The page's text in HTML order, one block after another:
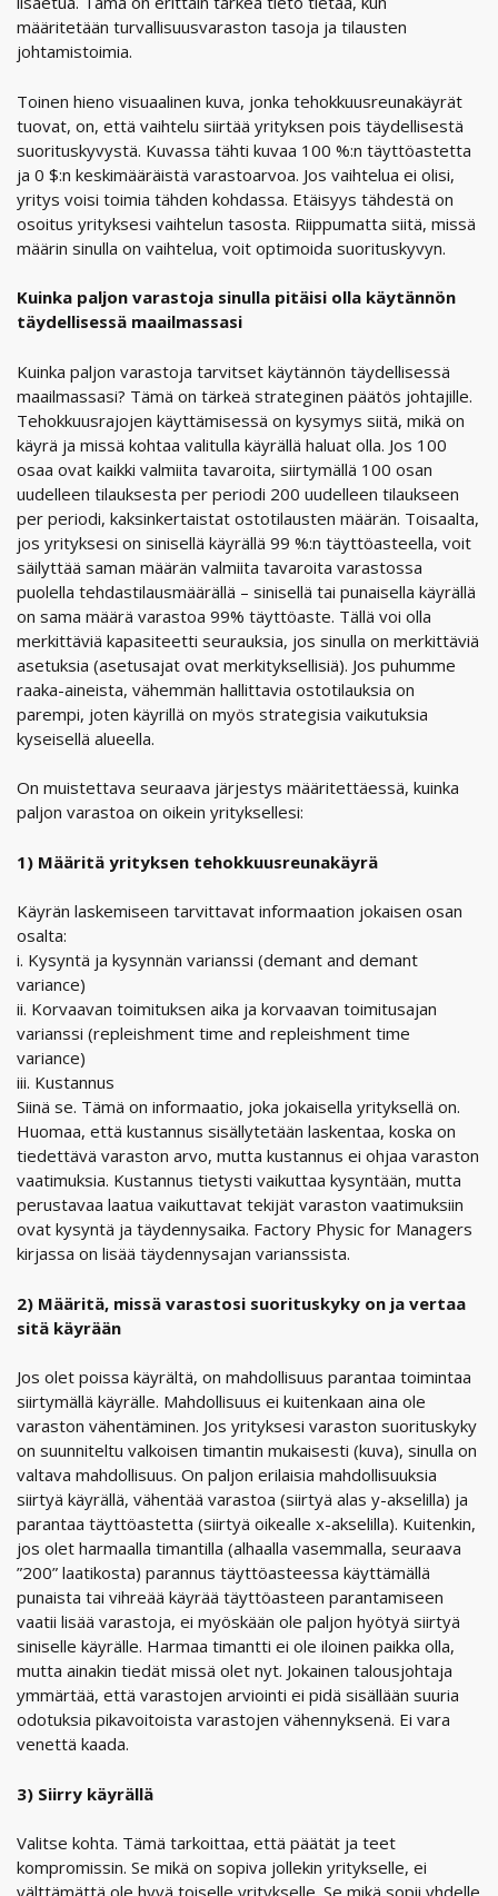
määritetään turvallisuusvaraston tasoja ja tilausten
johtamistoimia.
Toinen hieno visuaalinen kuva, jonka tehokkuusreunakäyrät
tuovat, on, että vaihtelu siirtää yrityksen pois täydellisestä
suorituskyvystä. Kuvassa tähti kuvaa 100 %:n täyttöastetta
ja 0 $:n keskimääräistä varastoarvoa. Jos vaihtelua ei olisi,
yritys voisi toimia tähden kohdassa. Etäisyys tähdestä on
osoitus yrityksesi vaihtelun tasosta. Riippumatta siitä, missä
määrin sinulla on vaihtelua, voit optimoida suorituskyvyn.
Kuinka paljon varastoja sinulla pitäisi olla käytännön
täydellisessä maailmassasi
Kuinka paljon varastoja tarvitset käytännön täydellisessä
maailmassasi? Tämä on tärkeä strateginen päätös johtajille.
Tehokkuusrajojen käyttämisessä on kysymys siitä, mikä on
käyrä ja missä kohtaa valitulla käyrällä haluat olla. Jos 100
osaa ovat kaikki valmiita tavaroita, siirtymällä 100 osan
uudelleen tilauksesta per periodi 200 uudelleen tilaukseen
per periodi, kaksinkertaistat ostotilausten määrän. Toisaalta,
jos yrityksesi on sinisellä käyrällä 99 %:n täyttöasteella, voit
säilyttää saman määrän valmiita tavaroita varastossa
puolella tehdastilausmäärällä – sinisellä tai punaisella käyrällä
on sama määrä varastoa 99% täyttöaste. Tällä voi olla
merkittäviä kapasiteetti seurauksia, jos sinulla on merkittäviä
asetuksia (asetusajat ovat merkityksellisiä). Jos puhumme
raaka-aineista, vähemmän hallittavia ostotilauksia on
parempi, joten käyrillä on myös strategisia vaikutuksia
kyseisellä alueella.
On muistettava seuraava järjestys määritettäessä, kuinka
paljon varastoa on oikein yrityksellesi:
1) Määritä yrityksen tehokkuusreunakäyrä
Käyrän laskemiseen tarvittavat informaation jokaisen osan
osalta:
i. Kysyntä ja kysynnän varianssi (demant and demant
variance)
ii. Korvaavan toimituksen aika ja korvaavan toimitusajan
varianssi (repleishment time and repleishment time
variance)
iii. Kustannus
Siinä se. Tämä on informaatio, joka jokaisella yrityksellä on.
Huomaa, että kustannus sisällytetään laskentaa, koska on
tiedettävä varaston arvo, mutta kustannus ei ohjaa varaston
vaatimuksia. Kustannus tietysti vaikuttaa kysyntään, mutta
perustavaa laatua vaikuttavat tekijät varaston vaatimuksiin
ovat kysyntä ja täydennysaika. Factory Physic for Managers
kirjassa on lisää täydennysajan varianssista.
2) Määritä, missä varastosi suorituskyky on ja vertaa
sitä käyrään
Jos olet poissa käyrältä, on mahdollisuus parantaa toimintaa
siirtymällä käyrälle. Mahdollisuus ei kuitenkaan aina ole
varaston vähentäminen. Jos yrityksesi varaston suorituskyky
on suunniteltu valkoisen timantin mukaisesti (kuva), sinulla on
valtava mahdollisuus. On paljon erilaisia mahdollisuuksia
siirtyä käyrällä, vähentää varastoa (siirtyä alas y-akselilla) ja
parantaa täyttöastetta (siirtyä oikealle x-akselilla). Kuitenkin,
jos olet harmaalla timantilla (alhaalla vasemmalla, seuraava
”200” laatikosta) parannus täyttöasteessa käyttämällä
punaista tai vihreää käyrää täyttöasteen parantamiseen
vaatii lisää varastoja, ei myöskään ole paljon hyötyä siirtyä
siniselle käyrälle. Harmaa timantti ei ole iloinen paikka olla,
mutta ainakin tiedät missä olet nyt. Jokainen talousjohtaja
ymmärtää, että varastojen arviointi ei pidä sisällään suuria
odotuksia pikavoitoista varastojen vähennyksenä. Ei vara
venettä kaada.
3) Siirry käyrällä
Valitse kohta. Tämä tarkoittaa, että päätät ja teet
kompromissin. Se mikä on sopiva jollekin yritykselle, ei